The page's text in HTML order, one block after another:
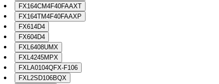
FX164CM4F40FAAXT
FX164TM4F40FAAXP
FX614D4
FX604D4
FXL6408UMX
FXL4245MPX
FXLA0104QFX-F106
FXL2SD106BQX